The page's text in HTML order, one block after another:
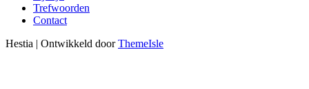
Trefwoorden
Contact
Hestia | Ontwikkeld doorThemeIsle